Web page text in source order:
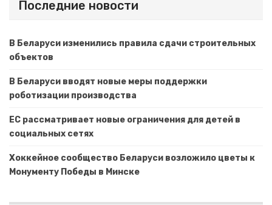
Последние новости
В Беларуси изменились правила сдачи строительных
объектов
В Беларуси вводят новые меры поддержки
роботизации производства
ЕС рассматривает новые ограничения для детей в
социальных сетях
Хоккейное сообщество Беларуси возложило цветы к
Монументу Победы в Минске